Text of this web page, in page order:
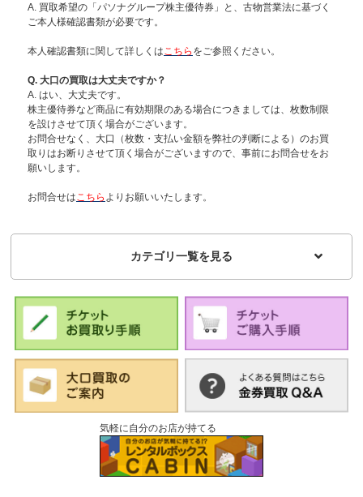
A. 買取希望の「パソナグループ株主優待券」と、古物営業法に基づく
ご本人様確認書類が必要です。
本人確認書類に関して詳しくは こちら をご参照ください。
Q. 大口の買取は大丈夫ですか？
A. はい、大丈夫です。
株主優待券など商品に有効期限のある場合につきましては、枚数制限
を設けさせて頂く場合がございます。
お問合せなく、大口（枚数・支払い金額を弊社の判断による）のお買
取りはお断りさせて頂く場合がございますので、事前にお問合せをお
願いします。
お問合せは こちら よりお願いいたします。
カテゴリ一覧を見る
気軽に自分のお店が持てる